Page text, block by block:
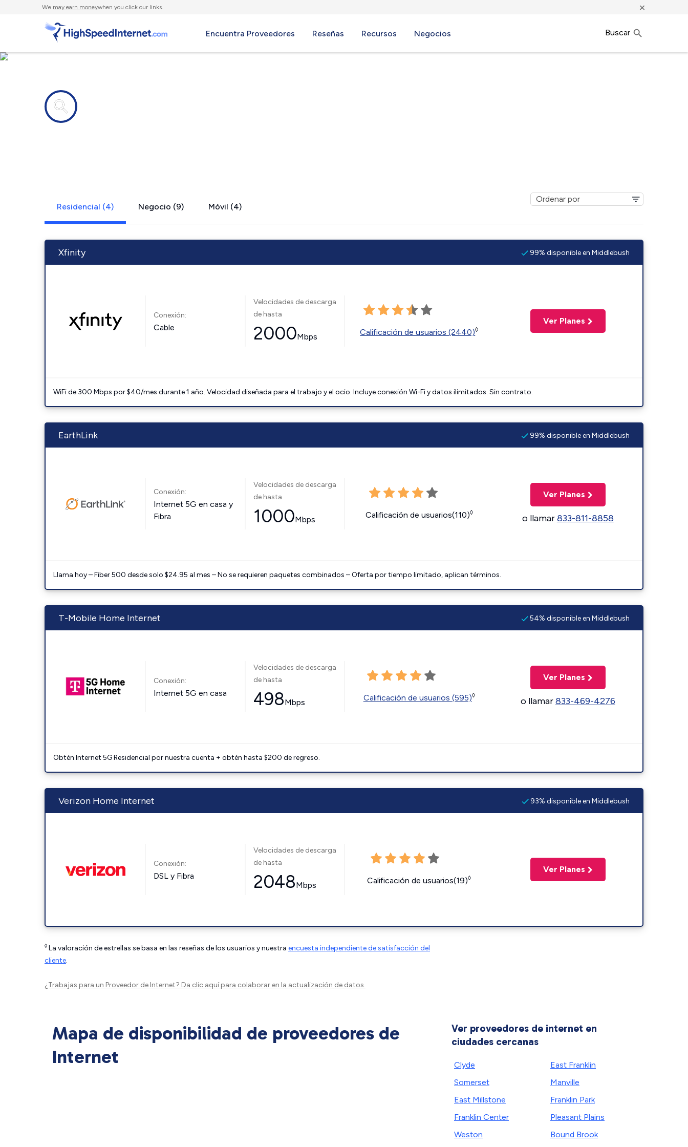
We may earn moneywhen you click our links. ×
Encuentra Proveedores Reseñas Recursos Negocios Buscar
Residencial (4) Negocio (9) Móvil (4)
Xfinity 99% disponible en Middlebush
Conexión:
Cable
Velocidades de descarga
de hasta
2000Mbps Calificación de usuarios (2440)◊
Ver Planes
WiFi de 300 Mbps por $40/mes durante 1 año. Velocidad diseñada para el trabajo y el ocio. Incluye conexión Wi-Fi y datos ilimitados. Sin contrato.
EarthLink 99% disponible en Middlebush
Conexión:
Internet 5G en casa y
Fibra
Velocidades de descarga
de hasta
1000Mbps Calificación de usuarios(110)◊
Ver Planes
o llamar833-811-8858
Llama hoy – Fiber 500 desde solo $24.95 al mes – No se requieren paquetes combinados – Oferta por tiempo limitado, aplican términos.
T-Mobile Home Internet 54% disponible en Middlebush
Conexión:
Internet 5G en casa
Velocidades de descarga
de hasta
498Mbps Calificación de usuarios (595)◊
Ver Planes
o llamar833-469-4276
Obtén Internet 5G Residencial por nuestra cuenta + obtén hasta $200 de regreso.
Verizon Home Internet 93% disponible en Middlebush
Conexión:
DSL y Fibra
Velocidades de descarga
de hasta
2048Mbps Calificación de usuarios(19)◊
Ver Planes
◊ La valoración de estrellas se basa en las reseñas de los usuarios y nuestra encuesta independiente de satisfacción del
cliente.
¿Trabajas para un Proveedor de Internet? Da clic aquípara colaborar en la actualización de datos.
Mapa de disponibilidad de proveedores de
Internet
Ver proveedores de internet en
ciudades cercanas
Clyde
Somerset
East Millstone
Franklin Center
Weston
East Franklin
Manville
Franklin Park
Pleasant Plains
Bound Brook